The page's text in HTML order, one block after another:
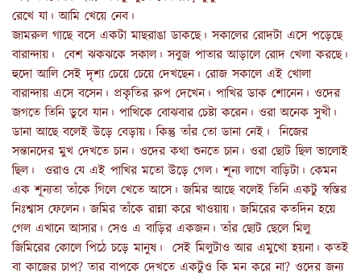
রেখে যা। আমি খেয়ে নেব।
জামরুল গাছে বসে একটা মাছরাঙা ডাকছে। সকালের রোদটা এসে পড়েছে
বারান্দায়। বেশ ঝকঝকে সকাল। সবুজ পাতার আড়ালে রোদ খেলা করছে।
হুদো আলি সেই দৃশ্য চেয়ে চেয়ে দেখছেন। রোজ সকালে এই খোলা
বারান্দায় এসে বসেন। প্রকৃতির রুপ দেখেন। পাখির ডাক শোনেন। ওদের
জগতে তিনি ডুবে যান। পাখিকে বোঝবার চেষ্টা করেন। ওরা অনেক সুখী।
ডানা আছে বলেই উড়ে বেড়ায়। কিন্তু তাঁর তো ডানা নেই। নিজের
সন্তানদের মুখ দেখতে চান। ওদের কথা শুনতে চান। ওরা ছোট ছিল ভালোই
ছিল। ওরাও যে এই পাখির মতো উড়ে গেল। শূন্য লাগে বাড়িটা। কেমন
এক শূন্যতা তাঁকে গিলে খেতে আসে। জমির আছে বলেই তিনি একটু স্বস্তির
নিঃশ্বাস ফেলেন। জমির তাঁকে রান্না করে খাওয়ায়। জমিরের কতদিন হয়ে
গেল এখানে আসার। সেও এ বাড়ির একজন। তাঁর ছোট ছেলে মিলু
জিমিরের কোলে পিঠে চড়ে মানুষ। সেই মিলুটাও আর এমুখো হয়না। কতই
বা কাজের চাপ? তার বাপকে দেখতে একটুও কি মন করে না? ওদের জন্য